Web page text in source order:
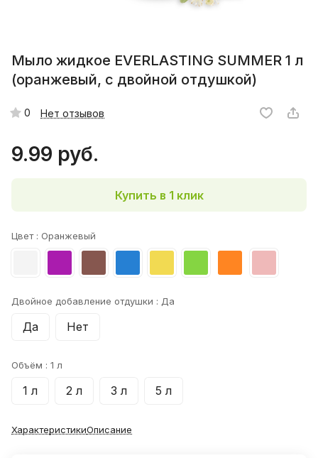
Мыло жидкое EVERLASTING SUMMER 1 л
(оранжевый, с двойной отдушкой)
0 Нет отзывов
9.99 руб.
Купить в 1 клик
Цвет : Оранжевый
Двойное добавление отдушки : Да
Да Нет
Объём : 1 л
1 л 2 л 3 л 5 л
ХарактеристикиОписание